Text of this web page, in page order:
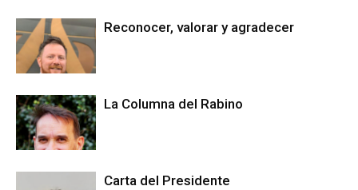
Reconocer, valorar y agradecer
La Columna del Rabino
Carta del Presidente